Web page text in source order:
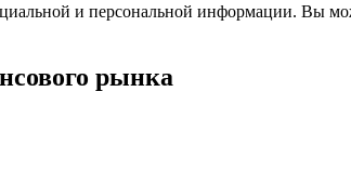
и персональной информации. Вы
рынка